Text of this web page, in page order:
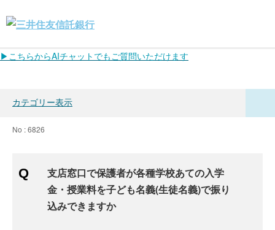
▶こちらからAIチャットでもご質問いただけます
カテゴリー表示
No : 6826
支店窓口で保護者が各種学校あての入学
金・授業料を子ども名義(生徒名義)で振り
込みできますか